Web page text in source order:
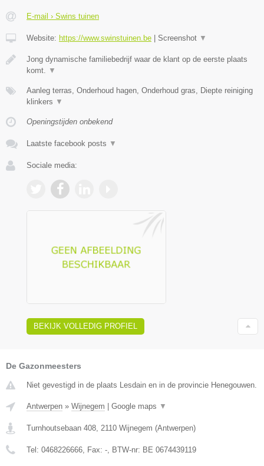
E-mail › Swins tuinen
Website: https://www.swinstuinen.be Screenshot ▼
Jong dynamische familiebedrijf waar de klant op de eerste plaats
komt. ▼
Aanleg terras, Onderhoud hagen, Onderhoud gras, Diepte reiniging
klinkers ▼
Openingstijden onbekend
Laatste facebook posts ▼
Sociale media:
BEKIJK VOLLEDIG PROFIEL
De Gazonmeesters
Niet gevestigd in de plaats Lesdain en in de provincie Henegouwen.
Antwerpen » Wijnegem Google maps ▼
Turnhoutsebaan 408 2110 Wijnegem (Antwerpen)
Tel: 0468226666 , Fax: - , BTW-nr: BE 0674439119